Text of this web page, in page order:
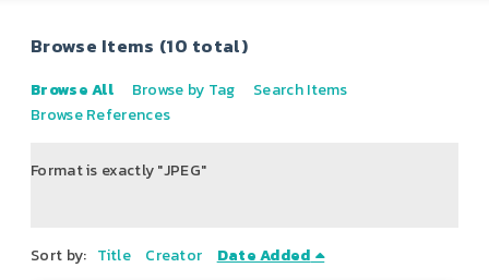
Browse Items (10 total)
Browse All Browse by Tag
Search Items
Browse References
Format is exactly "JPEG"
Sort by: Title Creator Date Added